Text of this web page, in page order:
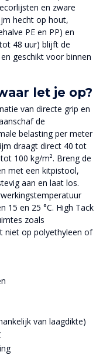
en zware
hecht op hout,
PE en PP) en
48 uur) blijft de
geschikt voor binnen
let je op?
van directe grip en
de
belasting per meter
draagt direct 40 tot
100 kg/m². Breng de
met een kitpistool,
aan en laat los.
15 en 25 °C. High Tack
zoals
niet op polyethyleen of
van laagdikte)